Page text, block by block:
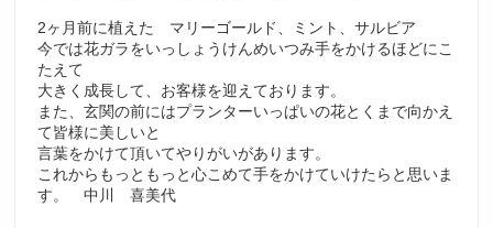
2ヶ月前に植えた マリーゴールド、ミント、サルビア
今では花ガラをいっしょうけんめいつみ手をかけるほどにこ
たえて
大きく成長して、お客様を迎えております。
また、玄関の前にはプランターいっぱいの花とくまで向かえ
て皆様に美しいと
言葉をかけて頂いてやりがいがあります。
これからもっともっと心こめて手をかけていけたらと思いま
す。 中川 喜美代